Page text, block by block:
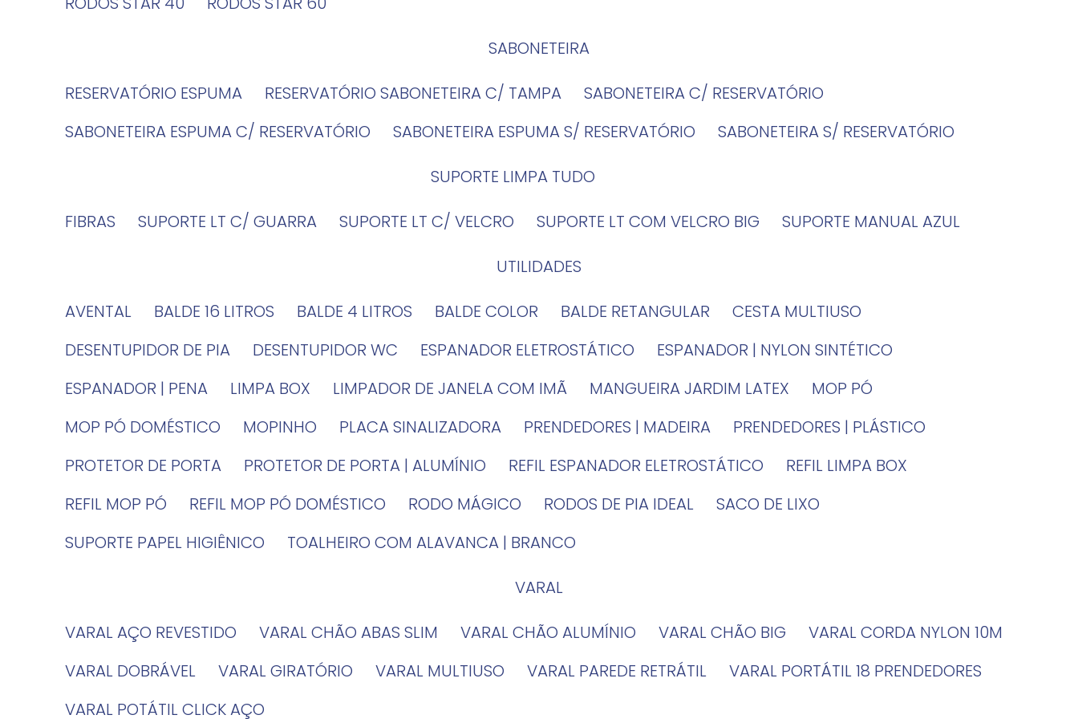
SABONETEIRA
RESERVATÓRIO ESPUMA
RESERVATÓRIO SABONETEIRA C/ TAMPA
SABONETEIRA C/ RESERVATÓRIO
SABONETEIRA ESPUMA C/ RESERVATÓRIO
SABONETEIRA ESPUMA S/ RESERVATÓRIO
SABONETEIRA S/ RESERVATÓRIO
SUPORTE LIMPA TUDO
FIBRAS
SUPORTE LT C/ GUARRA SUPORTE LT C/ VELCRO SUPORTE LT COM VELCRO BIG
SUPORTE MANUAL AZUL
UTILIDADES
AVENTAL
BALDE 16 LITROS BALDE 4 LITROS BALDE COLOR BALDE RETANGULAR
CESTA MULTIUSO
DESENTUPIDOR DE PIA
DESENTUPIDOR WC ESPANADOR ELETROSTÁTICO
ESPANADOR | NYLON SINTÉTICO
ESPANADOR | PENA
LIMPA BOX LIMPADOR DE JANELA COM IMÃ MANGUEIRA JARDIM LATEX
MOP PÓ
MOP PÓ DOMÉSTICO
MOPINHO PLACA SINALIZADORA PRENDEDORES | MADEIRA
PRENDEDORES | PLÁSTICO
PROTETOR DE PORTA
PROTETOR DE PORTA | ALUMÍNIO REFIL ESPANADOR ELETROSTÁTICO
REFIL LIMPA BOX
REFIL MOP PÓ
REFIL MOP PÓ DOMÉSTICO RODO MÁGICO RODOS DE PIA IDEAL
SACO DE LIXO
SUPORTE PAPEL HIGIÊNICO
TOALHEIRO COM ALAVANCA | BRANCO
VARAL
VARAL AÇO REVESTIDO
VARAL CHÃO ABAS SLIM VARAL CHÃO ALUMÍNIO VARAL CHÃO BIG
VARAL CORDA NYLON 10M
VARAL DOBRÁVEL
VARAL GIRATÓRIO VARAL MULTIUSO VARAL PAREDE RETRÁTIL
VARAL PORTÁTIL 18 PRENDEDORES
VARAL POTÁTIL CLICK AÇO